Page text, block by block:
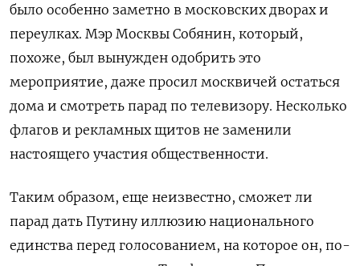
было особенно заметно в московских дворах и
переулках. Мэр Москвы Собянин, который,
похоже, был вынужден одобрить это
мероприятие, даже просил москвичей остаться
дома и смотреть парад по телевизору. Несколько
флагов и рекламных щитов не заменили
настоящего участия общественности.
Таким образом, еще неизвестно, сможет ли
парад дать Путину иллюзию национального
единства перед голосованием, на которое он, по-